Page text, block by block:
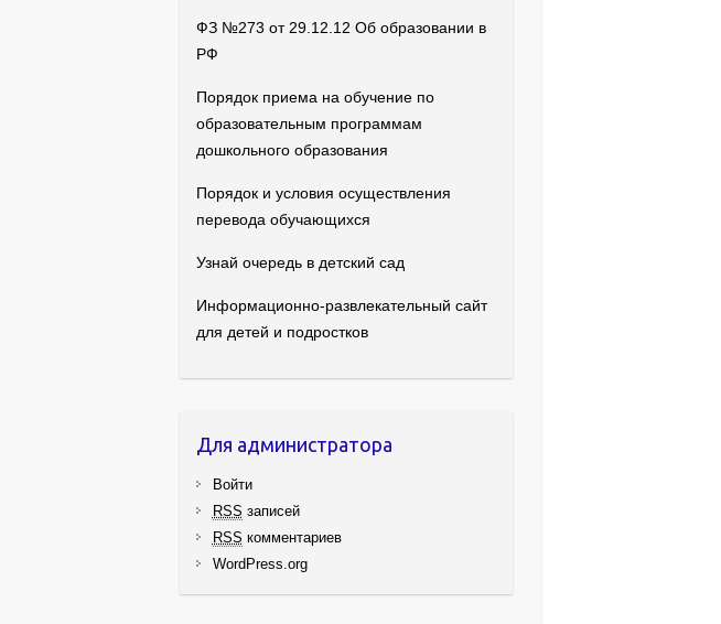
ФЗ №273 от 29.12.12 Об образовании в
РФ
Порядок приема на обучение по
образовательным программам
дошкольного образования
Порядок и условия осуществления
перевода обучающихся
Узнай очередь в детский сад
Информационно-развлекательный сайт
для детей и подростков
Для администратора
Войти
RSS записей
RSS комментариев
WordPress.org